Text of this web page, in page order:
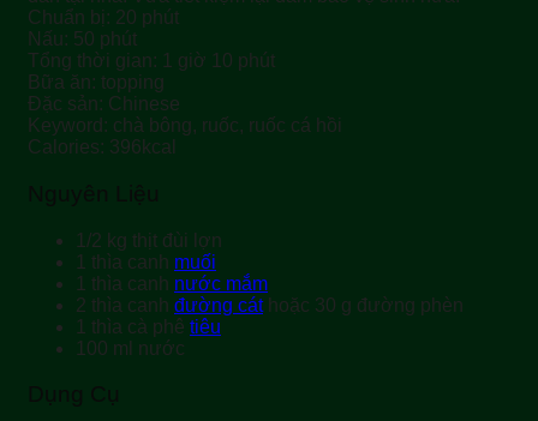
Chuẩn bị: 20 phút
Nấu: 50 phút
Tổng thời gian: 1 giờ 10 phút
Bữa ăn: topping
Đặc sản: Chinese
Keyword: chà bông, ruốc, ruốc cá hồi
Calories: 396 kcal
Nguyên Liệu
1/2 kg thịt đùi lợn
1 thìa canh muối
1 thìa canh nước mắm
2 thìa canh đường cát hoặc 30 g đường phèn
1 thìa cà phê tiêu
100 ml nước
Dụng Cụ